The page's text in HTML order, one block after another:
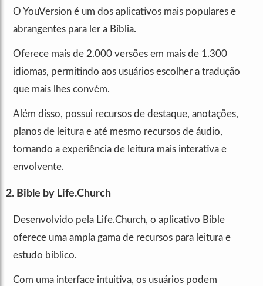
O YouVersion é um dos aplicativos mais populares e
abrangentes para ler a Bíblia.
Oferece mais de 2.000 versões em mais de 1.300
idiomas, permitindo aos usuários escolher a tradução
que mais lhes convém.
Além disso, possui recursos de destaque, anotações,
planos de leitura e até mesmo recursos de áudio,
tornando a experiência de leitura mais interativa e
envolvente.
2. Bible by Life.Church
Desenvolvido pela Life.Church, o aplicativo Bible
oferece uma ampla gama de recursos para leitura e
estudo bíblico.
Com uma interface intuitiva, os usuários podem